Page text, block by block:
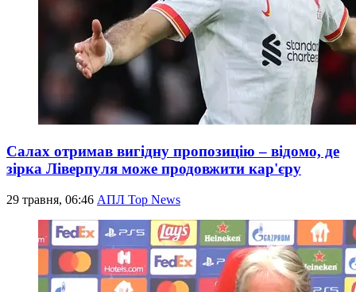
Салах отримав вигідну пропозицію – відомо, де
зірка Ліверпуля може продовжити кар'єру
29 травня, 06:46 АПЛ Top News